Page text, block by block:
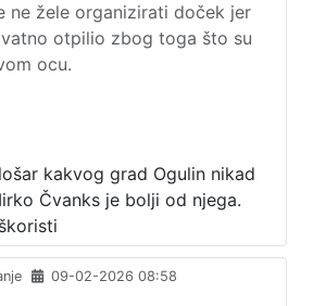
ne žele organizirati doček jer
otpilio zbog toga što su
ocu.
kakvog grad Ogulin nikad
Čvanks je bolji od njega.
09-02-2026 08:58